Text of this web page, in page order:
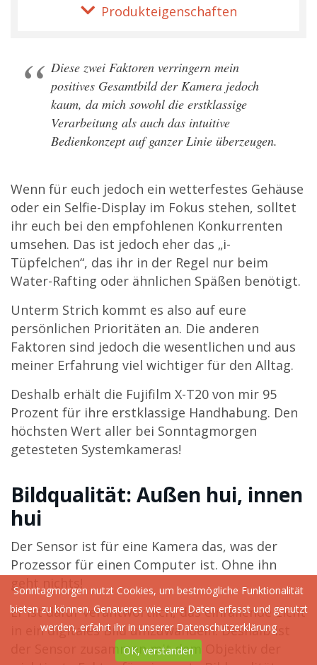
Produkteigenschaften
Diese zwei Faktoren verringern mein
positives Gesamtbild der Kamera jedoch
kaum, da mich sowohl die erstklassige
Verarbeitung als auch das intuitive
Bedienkonzept auf ganzer Linie überzeugen.
Wenn für euch jedoch ein wetterfestes Gehäuse
oder ein Selfie-Display im Fokus stehen, solltet
ihr euch bei den empfohlenen Konkurrenten
umsehen. Das ist jedoch eher das „i-
Tüpfelchen“, das ihr in der Regel nur beim
Water-Rafting oder ähnlichen Späßen benötigt.
Unterm Strich kommt es also auf eure
persönlichen Prioritäten an. Die anderen
Faktoren sind jedoch die wesentlichen und aus
meiner Erfahrung viel wichtiger für den Alltag.
Deshalb erhält die Fujifilm X-T20 von mir 95
Prozent für ihre erstklassige Handhabung. Den
höchsten Wert aller bei Sonntagmorgen
getesteten Systemkameras!
Bildqualität: Außen hui, innen
hui
Der Sensor ist für eine Kamera das, was der
Prozessor für einen Computer ist. Ohne ihn
Er ist dafür verantwortlich, das einfallende Licht
in ein digitales Bild umzuwandeln. Deshalb ist
der Sensor zusammen mit dem Objektiv der
Sonntagmorgen nutzt Cookies, um bestmögliche Funktionalität
bieten zu können. Genaueres wie eure Daten erfasst und genutzt
werden, erfahrt ihr in unserer Datenschutzerklärung
OK, verstanden